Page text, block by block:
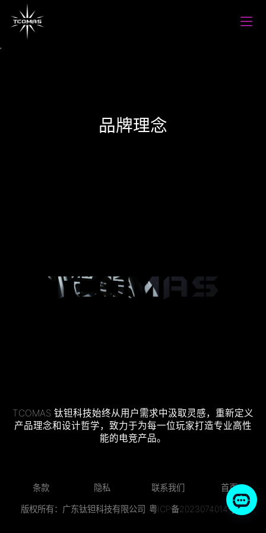
品牌理念
TCOMAS 钛钽科技始终从用户需求中汲取灵感，重新定义
产品理念和设计哲学，致力于为每一位玩家打造专业高性
能的电竞产品。
条款 隐私 联系我们 首页
版权所有：广东钛钽科技有限公司 粤ICP备2023074014号-2